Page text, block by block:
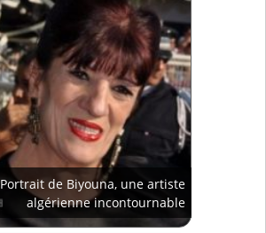
Portrait de Biyouna, une artiste
algérienne incontournable